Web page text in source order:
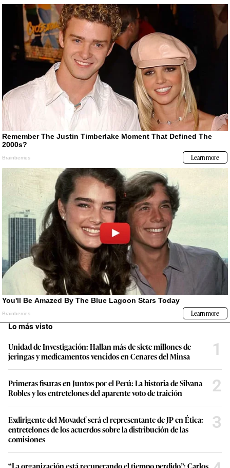
Lo más visto
Unidad de Investigación: Hallan más de siete millones de
jeringas y medicamentos vencidos en Cenares del Minsa
1
Primeras fisuras en Juntos por el Perú: La historia de Silvana
Robles y los entretelones del aparente voto de traición
2
Exdirigente del Movadef será el representante de JP en Ética:
entretelones de los acuerdos sobre la distribución de las
comisiones
3
“La organización está recuperando el tiempo perdido”: Carlos